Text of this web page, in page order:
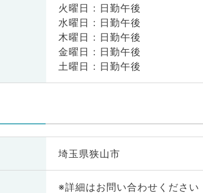
火曜日 : 日勤午後
水曜日 : 日勤午後
木曜日 : 日勤午後
金曜日 : 日勤午後
土曜日 : 日勤午後
埼玉県狭山市
※詳細はお問い合わせください